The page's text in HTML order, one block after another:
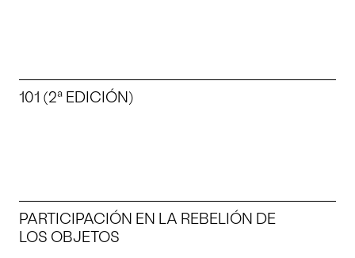
101 (2ª EDICIÓN)
PARTICIPACIÓN EN LA REBELIÓN DE
LOS OBJETOS